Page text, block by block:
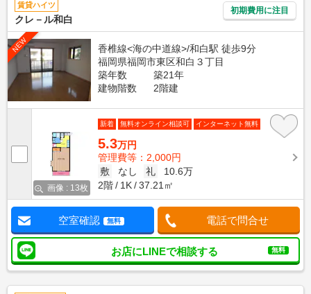
賃貸ハイツ
クレ－ル和白
初期費用に注目
NEW
香椎線<海の中道線>/和白駅 徒歩9分
福岡県福岡市東区和白３丁目
築年数
築21年
建物階数
2階建
画像 : 13枚
新着 無料オンライン相談可 インターネット無料
5.3万円
管理費等：2,000円
敷
なし 礼
10.6万
2階
1K 37.21㎡
空室確認 無料 電話で問合せ
お店にLINEで相談する 無料